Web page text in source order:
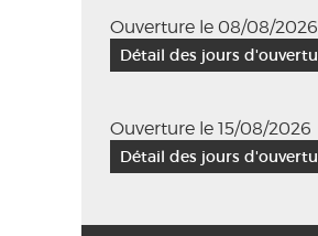
Ouverture le 08/08/2026
Ouverture le 15/08/2026